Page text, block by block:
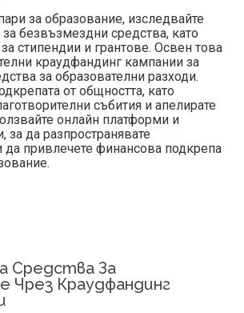
за образование, изследвайте
безвъзмездни средства, като
стипендии и грантове. Освен това
краудфандинг кампании за
за образователни разходи.
от общността, като
събития и апелирате
онлайн платформи и
за да разпространявате
привлечете финансова подкрепа
Средства За
Чрез Краудфандинг